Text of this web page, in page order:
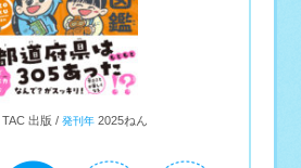
TAC 出版 発刊年 2025ねん